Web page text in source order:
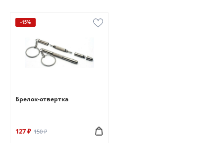
-15%
Брелок-отвертка
127 ₽ 150 ₽